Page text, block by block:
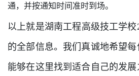
通，并按通知时间准时到场。
以上就是湖南工程高级技工学
的全部信息。我们真诚地希望
能够在这里找到适合自己的发